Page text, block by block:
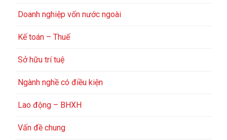
Doanh nghiệp vốn nước ngoài
Kế toán – Thuế
Sở hữu trí tuệ
Ngành nghề có điều kiện
Lao động – BHXH
Vấn đề chung